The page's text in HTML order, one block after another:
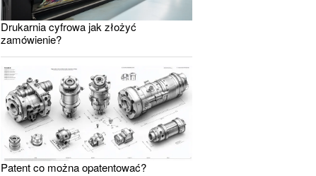
Drukarnia cyfrowa jak złożyć
zamówienie?
Patent co można opatentować?